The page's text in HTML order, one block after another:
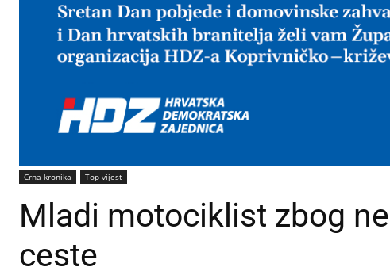
Crna kronika Top vijest
Mladi motociklist zbog
ceste